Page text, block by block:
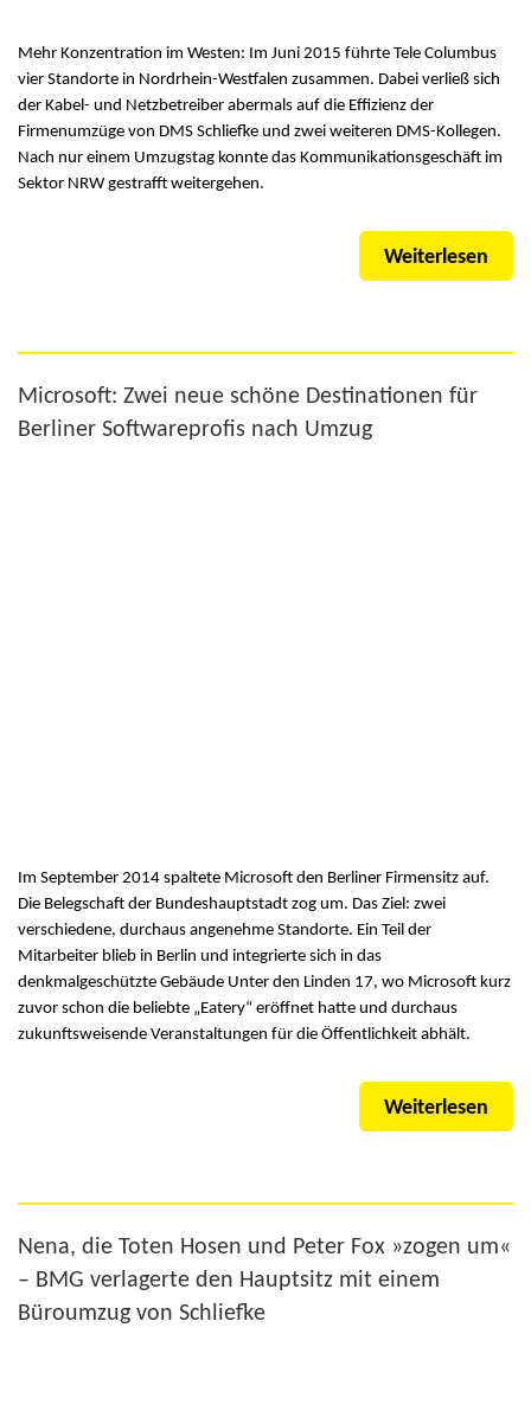
Mehr Konzentration im Westen: Im Juni 2015 führte Tele Columbus
vier Standorte in Nordrhein-Westfalen zusammen. Dabei verließ sich
der Kabel- und Netzbetreiber abermals auf die Effizienz der
Firmenumzüge von DMS Schliefke und zwei weiteren DMS-Kollegen.
Nach nur einem Umzugstag konnte das Kommunikationsgeschäft im
Sektor NRW gestrafft weitergehen.
Weiterlesen
Microsoft: Zwei neue schöne Destinationen für
Berliner Softwareprofis nach Umzug
Im September 2014 spaltete Microsoft den Berliner Firmensitz auf.
Die Belegschaft der Bundeshauptstadt zog um. Das Ziel: zwei
verschiedene, durchaus angenehme Standorte. Ein Teil der
Mitarbeiter blieb in Berlin und integrierte sich in das
denkmalgeschützte Gebäude Unter den Linden 17, wo Microsoft kurz
zuvor schon die beliebte „Eatery“ eröffnet hatte und durchaus
zukunftsweisende Veranstaltungen für die Öffentlichkeit abhält.
Weiterlesen
Nena, die Toten Hosen und Peter Fox »zogen um«
– BMG verlagerte den Hauptsitz mit einem
Büroumzug von Schliefke